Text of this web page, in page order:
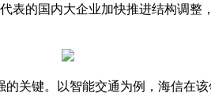
表的国内大企业加快推进结构调
关键。以智能交通为例，海信在